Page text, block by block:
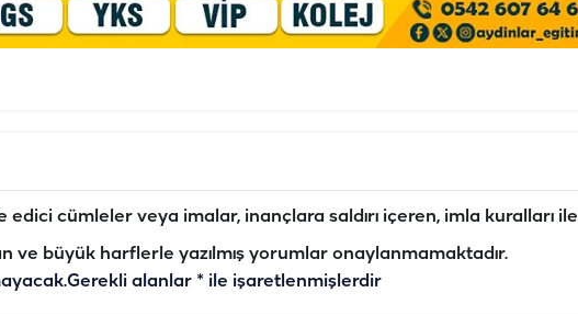
cümleler veya imalar, inançlara saldırı içeren, imla kuralları ile
ve büyük harflerle yazılmış yorumlar onaylanmamaktadır.
Gerekli alanlar * ile işaretlenmişlerdir